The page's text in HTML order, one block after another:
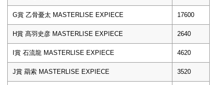
G賞 乙骨憂太 MASTERLISE EXPIECE 17600
H賞 髙羽史彦 MASTERLISE EXPIECE 2640
I賞 石流龍 MASTERLISE EXPIECE 4620
J賞 羂索 MASTERLISE EXPIECE 3520